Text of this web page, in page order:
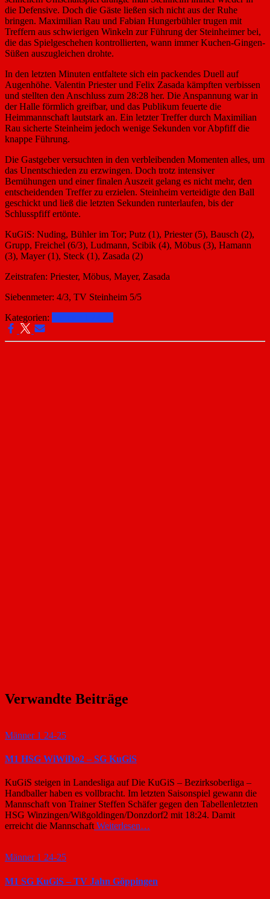
die Defensive. Doch die Gäste ließen sich nicht aus der Ruhe
bringen. Maximilian Rau und Fabian Hungerbühler trugen mit
Treffern aus schwierigen Winkeln zur Führung der Steinheimer bei,
die das Spielgeschehen kontrollierten, wann immer Kuchen-Gingen-
Süßen auszugleichen drohte.
In den letzten Minuten entfaltete sich ein packendes Duell auf
Augenhöhe. Valentin Priester und Felix Zasada kämpften verbissen
und stellten den Anschluss zum 28:28 her. Die Anspannung war in
der Halle förmlich greifbar, und das Publikum feuerte die
Heimmannschaft lautstark an. Ein letzter Treffer durch Maximilian
Rau sicherte Steinheim jedoch wenige Sekunden vor Abpfiff die
knappe Führung.
Die Gastgeber versuchten in den verbleibenden Momenten alles, um
das Unentschieden zu erzwingen. Doch trotz intensiver
Bemühungen und einer finalen Auszeit gelang es nicht mehr, den
entscheidenden Treffer zu erzielen. Steinheim verteidigte den Ball
geschickt und ließ die letzten Sekunden runterlaufen, bis der
Schlusspfiff ertönte.
KuGiS: Nuding, Bühler im Tor; Putz (1), Priester (5), Bausch (2),
Grupp, Freichel (6/3), Ludmann, Scibik (4), Möbus (3), Hamann
(3), Mayer (1), Steck (1), Zasada (2)
Zeitstrafen: Priester, Möbus, Mayer, Zasada
Siebenmeter: 4/3, TV Steinheim 5/5
Kategorien:
Verwandte Beiträge
Männer 1 24-25
M1 HSG WiWiDo2 – SG KuGiS
KuGiS steigen in Landesliga auf Die KuGiS – Bezirksoberliga –
Handballer haben es vollbracht. Im letzten Saisonspiel gewann die
Mannschaft von Trainer Steffen Schäfer gegen den Tabellenletzten
HSG Winzingen/Wißgoldingen/Donzdorf2 mit 18:24. Damit
erreicht die MannschaftWeiterlesen…
Männer 1 24-25
M1 SG KuGiS – TV Jahn Göppingen